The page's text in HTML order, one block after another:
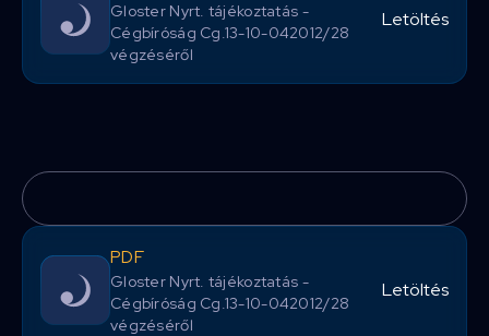
Gloster Nyrt. tájékoztatás -
Cégbíróság Cg.13-10-042012/28
végzéséről
Letöltés
PDF
Gloster Nyrt. tájékoztatás -
Cégbíróság Cg.13-10-042012/28
végzéséről
Letöltés